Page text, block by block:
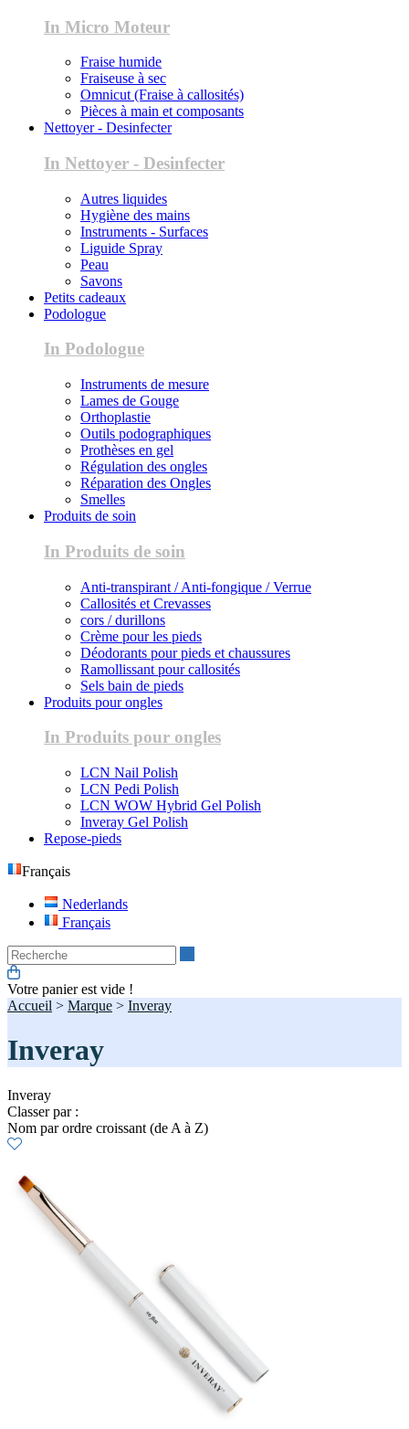
In Micro Moteur
Fraise humide
Fraiseuse à sec
Omnicut (Fraise à callosités)
Pièces à main et composants
Nettoyer - Desinfecter
In Nettoyer - Desinfecter
Autres liquides
Hygiène des mains
Instruments - Surfaces
Liguide Spray
Peau
Savons
Petits cadeaux
Podologue
In Podologue
Instruments de mesure
Lames de Gouge
Orthoplastie
Outils podographiques
Prothèses en gel
Régulation des ongles
Réparation des Ongles
Smelles
Produits de soin
In Produits de soin
Anti-transpirant / Anti-fongique / Verrue
Callosités et Crevasses
cors / durillons
Crème pour les pieds
Déodorants pour pieds et chaussures
Ramollissant pour callosités
Sels bain de pieds
Produits pour ongles
In Produits pour ongles
LCN Nail Polish
LCN Pedi Polish
LCN WOW Hybrid Gel Polish
Inveray Gel Polish
Repose-pieds
Français
Nederlands
Français
Votre panier est vide !
Accueil > Marque > Inveray
Inveray
Inveray
Classer par :
Nom par ordre croissant (de A à Z)